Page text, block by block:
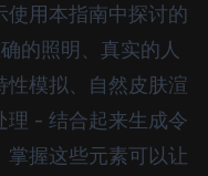
使用本指南中探讨的
的照明、真实的人
性模拟、自然皮肤渲
理 - 结合起来生成令
掌握这些元素可以让